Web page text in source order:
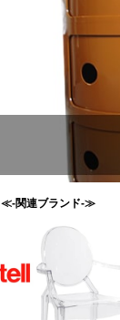
≪-関連ブランド-≫